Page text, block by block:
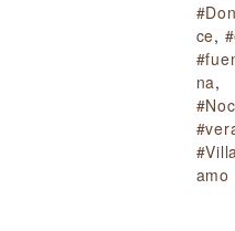
ce,
na,
amo